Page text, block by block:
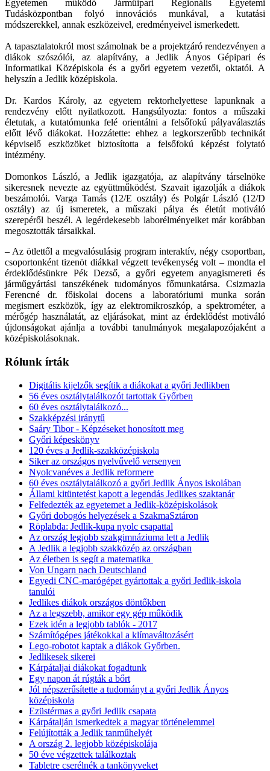
Egyetemen működő Járműipari Regionális Egyetemi
Tudásközpontban folyó innovációs munkával, a kutatási
módszerekkel, annak eszközeivel, eredményeivel ismerkedett.
A tapasztalatokról most számolnak be a projektzáró rendezvényen a
diákok szószólói, az alapítvány, a Jedlik Ányos Gépipari és
Informatikai Középiskola és a győri egyetem vezetői, oktatói. A
helyszín a Jedlik középiskola.
Dr. Kardos Károly, az egyetem rektorhelyettese lapunknak a
rendezvény előtt nyilatkozott. Hangsúlyozta: fontos a műszaki
életutak, a kutatómunka felé orientálni a felsőfokú pályaválasztás
előtt lévő diákokat. Hozzátette: ehhez a legkorszerűbb technikát
képviselő eszközöket biztosította a felsőfokú képzést folytató
intézmény.
Domonkos László, a Jedlik igazgatója, az alapítvány társelnöke
sikeresnek nevezte az együttműködést. Szavait igazolják a diákok
beszámolói. Varga Tamás (12/E osztály) és Polgár László (12/D
osztály) az új ismeretek, a műszaki pálya és életút motiváló
szerepéről beszél. A legérdekesebb laborélményeiket már korábban
megosztották társaikkal.
– Az ötlettől a megvalósulásig program interaktív, négy csoportban,
csoportonként tizenöt diákkal végzett tevékenység volt – mondta el
érdeklődésünkre Pék Dezső, a győri egyetem anyagismereti és
járműgyártási tanszékének tudományos főmunkatársa. Csizmazia
Ferencné dr. főiskolai docens a laboratóriumi munka során
megismert eszközök, így az elektromikroszkóp, a spektrométer, a
mérőgép használatát, az eljárásokat, mint az érdeklődést motiváló
újdonságokat ajánlja a további tanulmányok megalapozójaként a
középiskolásoknak.
Rólunk írták
Digitális kijelzők segítik a diákokat a győri Jedlikben
56 éves osztálytalálkozót tartottak Győrben
60 éves osztálytalálkozó...
Szakképzési iránytű
Saáry Tibor - Képzéseket honosított meg
Győri képeskönyv
120 éves a Jedlik-szakközépiskola
Siker az országos nyelvűvelő versenyen
Nyolcvanéves a Jedlik reformere
60 éves osztálytalálkozó a győri Jedlik Ányos iskolában
Állami kitüntetést kapott a legendás Jedlikes szaktanár
Felfedezték az egyetemet a Jedlik-középiskolások
Győri dobogós helyezések a SzakmaSztáron
Röplabda: Jedlik-kupa nyolc csapattal
Az ország legjobb szakgimnáziuma lett a Jedlik
A Jedlik a legjobb szakközép az országban
Az életben is segít a matematika
Von Ungarn nach Deutschland
Egyedi CNC-marógépet gyártottak a győri Jedlik-iskola
tanulói
Jedlikes diákok országos döntőkben
Az a legszebb, amikor egy gép működik
Ezek idén a legjobb tablók - 2017
Számítógépes játékokkal a klímaváltozásért
Lego-robotot kaptak a diákok Győrben.
Jedlikesek sikerei
Kárpátaljai diákokat fogadtunk
Egy napon át rúgták a bőrt
Jól népszerűsítette a tudományt a győri Jedlik Ányos
középiskola
Ezüstérmas a győri Jedlik csapata
Kárpátalján ismerkedtek a magyar történelemmel
Felújították a Jedlik tanműhelyét
A ország 2. legjobb középiskolája
50 éve végzettek találkoztak
Tabletre cserélnék a tankönyveket